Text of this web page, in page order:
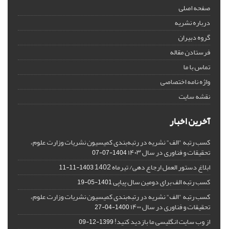
صفحه اصلی
درباره نشریه
گروه دبیران
فرستادن مقاله
تماس با ما
واژه نامه اختصاصی
نقشه سایت
آخرین اخبار
کسب رتبه "الف" نشریه در رتبه‌بندی کمیسیون نشریات وزارت علوم،
تحقیقات و فناوری در سال ۱۴۰۳ 1404-07-07
ابلاغ دستور العمل ارجاع دهی/ تیرماه 1402 1403-11-11
کسب رتبه الف برای دومین سال پیاپی1401-05-19
کسب رتبه "الف" نشریه در رتبه‌بندی کمیسیون نشریات وزارت علوم،
تحقیقات و فناوری در سال ۱۴۰۰ 1400-04-27
از وب سایت انگلیسی ما بازدید کنید!1399-12-09